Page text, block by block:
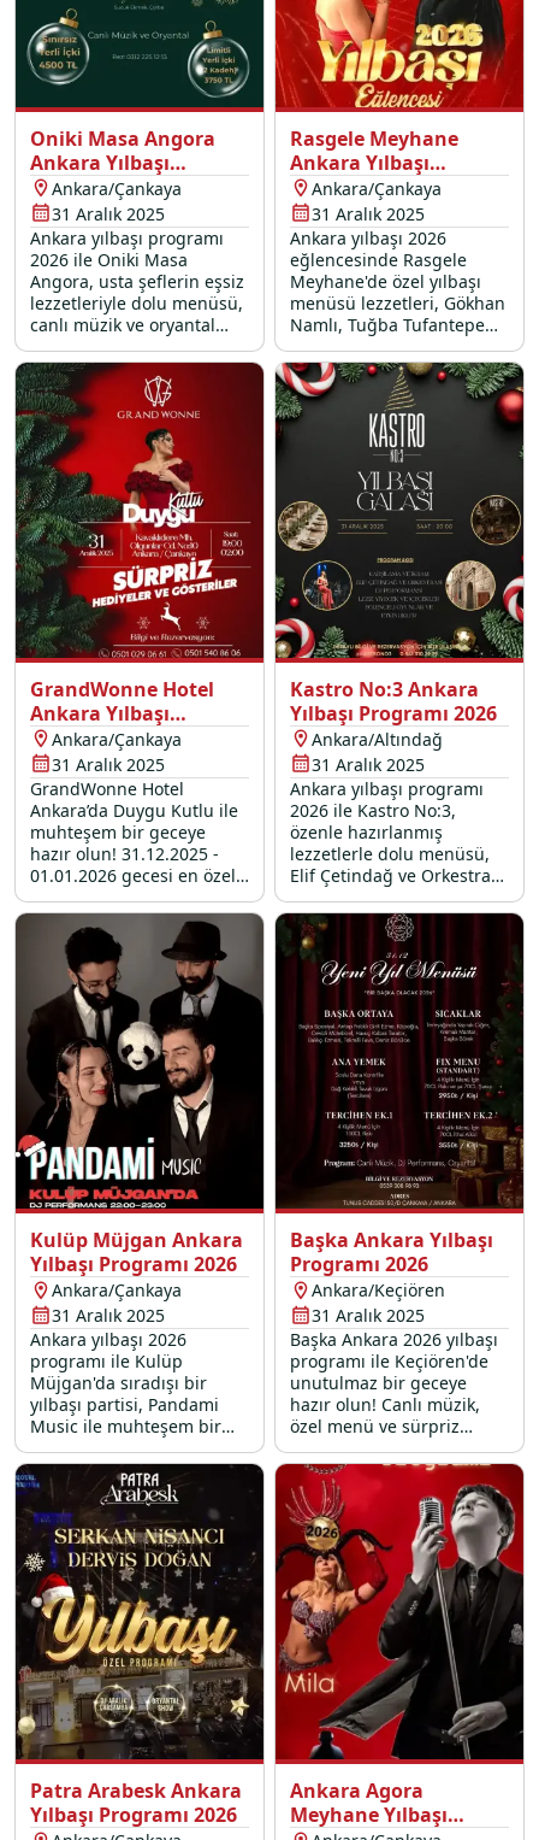
Oniki Masa Angora
Ankara Yılbaşı
Programı 2026
Ankara/Çankaya
31 Aralık 2025
Ankara yılbaşı programı
2026 ile Oniki Masa
Angora, usta şeflerin eşsiz
lezzetleriyle dolu menüsü,
canlı müzik ve oryantal
show ile 31 Aralık 2025
gecesini unutulmaz bir
anıya dönüştürüyor.
Rasgele Meyhane
Ankara Yılbaşı
Programı 2026
Ankara/Çankaya
31 Aralık 2025
Ankara yılbaşı 2026
eğlencesinde Rasgele
Meyhane'de özel yılbaşı
menüsü lezzetleri, Gökhan
Namlı, Tuğba Tufantepe
canlı performansları, DJ
partisi, oryantal ve
perküsyon show sizleri
bekliyor.
GrandWonne Hotel
Ankara Yılbaşı
Programı 2026
Ankara/Çankaya
31 Aralık 2025
GrandWonne Hotel
Ankara’da Duygu Kutlu ile
muhteşem bir geceye
hazır olun! 31.12.2025 -
01.01.2026 gecesi en özel
yılbaşı konserleri,
eğlenceli yılbaşı etkinlikleri
ve sürprizlerle dolu yılbaşı
mekanları arasında
Çankaya'da fark
yaratıyoruz.
Kastro No:3 Ankara
Yılbaşı Programı 2026
Ankara/Altındağ
31 Aralık 2025
Ankara yılbaşı programı
2026 ile Kastro No:3,
özenle hazırlanmış
lezzetlerle dolu menüsü,
Elif Çetindağ ve Orkestrası
canlı performans ve DJ
partisi ile 31 Aralık 2025
gecesini bambaşka bir
deneyime dönüştürüyor.
Kulüp Müjgan Ankara
Yılbaşı Programı 2026
Ankara/Çankaya
31 Aralık 2025
Ankara yılbaşı 2026
programı ile Kulüp
Müjgan'da sıradışı bir
yılbaşı partisi, Pandami
Music ile muhteşem bir
sahne performansı ve
yılbaşı ziyafeti sizleri
bekliyor.
Başka Ankara Yılbaşı
Programı 2026
Ankara/Keçiören
31 Aralık 2025
Başka Ankara 2026 yılbaşı
programı ile Keçiören'de
unutulmaz bir geceye
hazır olun! Canlı müzik,
özel menü ve sürpriz
eğlencelerle yeni yıla
"başka" bir başlangıç
yapın. Hemen rezervasyon
yapın!
Patra Arabesk Ankara
Yılbaşı Programı 2026
Ankara Agora
Meyhane Yılbaşı